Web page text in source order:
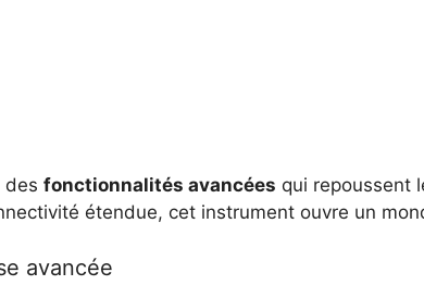
des fonctionnalités avancées qui repoussent
étendue, cet instrument ouvre un
avancée